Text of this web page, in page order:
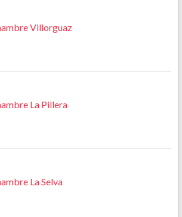
Villorguaz
La Pillera
La Selva